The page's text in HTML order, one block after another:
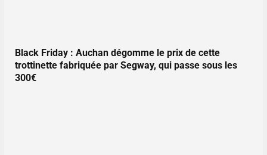
Black Friday : Auchan dégomme le prix de cette
trottinette fabriquée par Segway, qui passe sous les
300€